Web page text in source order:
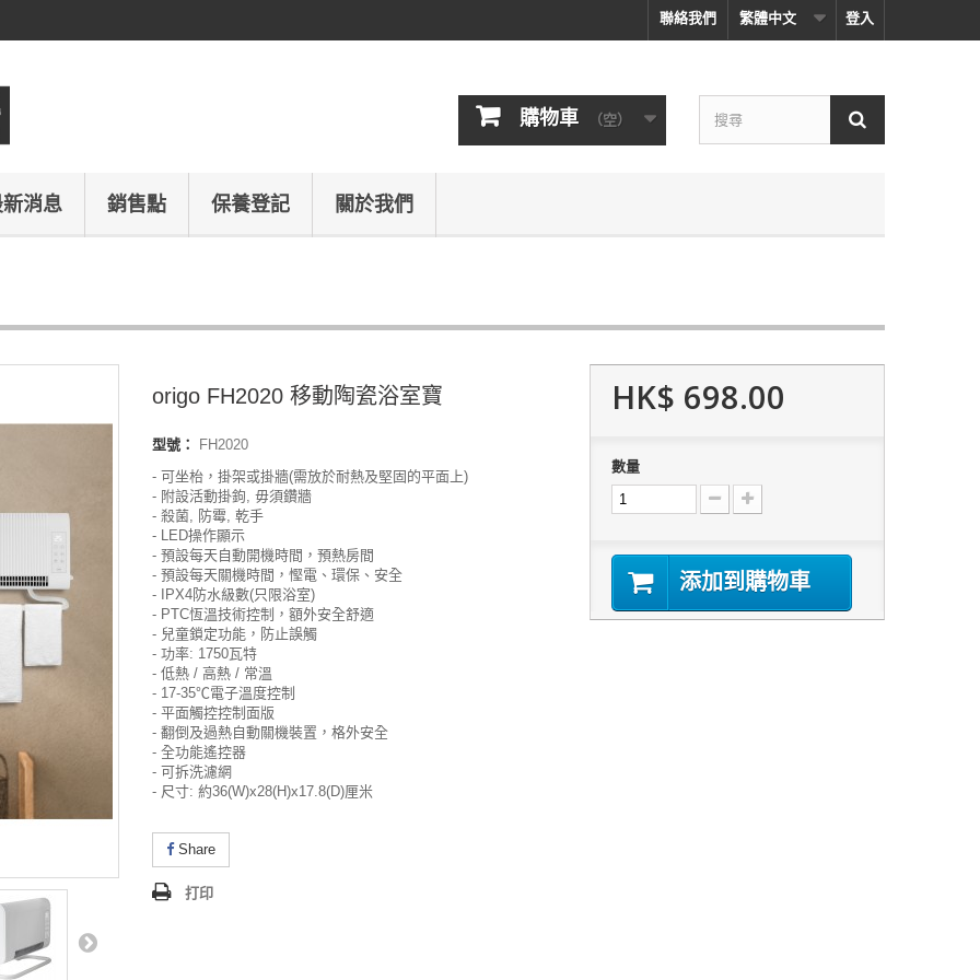
登入
繁體中文
聯絡我們
購物車 （空）
消息 銷售點 保養登記 關於我們
origo FH2020 移動陶瓷浴室寶
型號：
FH2020
- 可坐枱，掛架或掛牆(需放於耐熱及堅固的平面上)
- 附設活動掛鉤, 毋須鑽牆
- 殺菌, 防霉, 乾手
- LED操作顯示
- 預設每天自動開機時間，預熱房間
- 預設每天關機時間，慳電、環保、安全
- IPX4防水級數(只限浴室)
- PTC恆溫技術控制，額外安全舒適
- 兒童鎖定功能，防止誤觸
- 功率: 1750瓦特
- 低熱 / 高熱 / 常溫
- 17-35℃電子溫度控制
- 平面觸控控制面版
- 翻倒及過熱自動關機裝置，格外安全
- 全功能遙控器
- 可拆洗濾網
- 尺寸: 約36(W)x28(H)x17.8(D)厘米
Share
打印
HK$ 698.00
數量
添加到購物車